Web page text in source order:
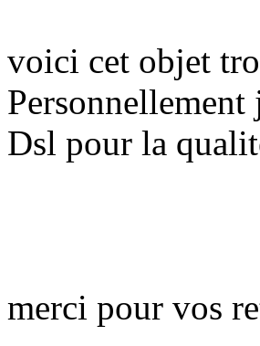
voici cet objet
Dsl pour la
merci pour vos